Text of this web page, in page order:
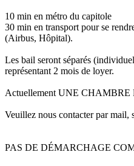
10 min en métro du capitole
30 min en transport pour se
(Airbus, Hôpital).
Les bail seront séparés
représentant 2 mois de loyer.
Actuellement UNE CHAMBRE
Veuillez nous contacter par mail,
PAS DE DÉMARCHAGE